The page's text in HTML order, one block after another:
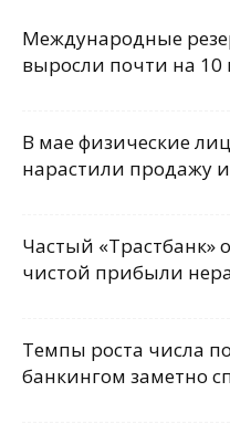
Международные
выросли почти на 10
В мае физические
нарастили продажу
Частый «Трастбанк»
чистой прибыли
Темпы роста числа
банкингом заметно